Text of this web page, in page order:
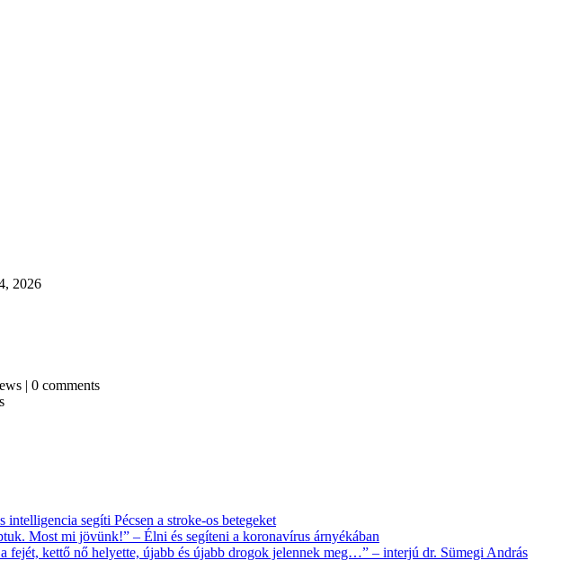
2026
| 0 comments
intelligencia segíti Pécsen a stroke-os betegeket
Most mi jövünk!” – Élni és segíteni a koronavírus árnyékában
fejét, kettő nő helyette, újabb és újabb drogok jelennek meg…” – interjú dr. Sümegi András